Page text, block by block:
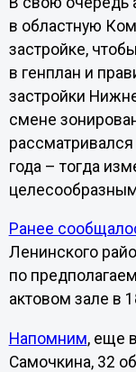
в областную
застройке,
в генплан и
застройки
смене
года – тогда
Ранее
Ленинского
по
актовом зале в
Напомним, еще
Самочкина, 32